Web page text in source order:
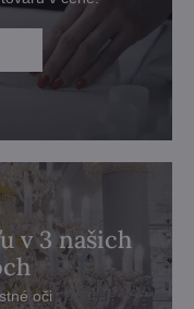
v 3 našich
oči